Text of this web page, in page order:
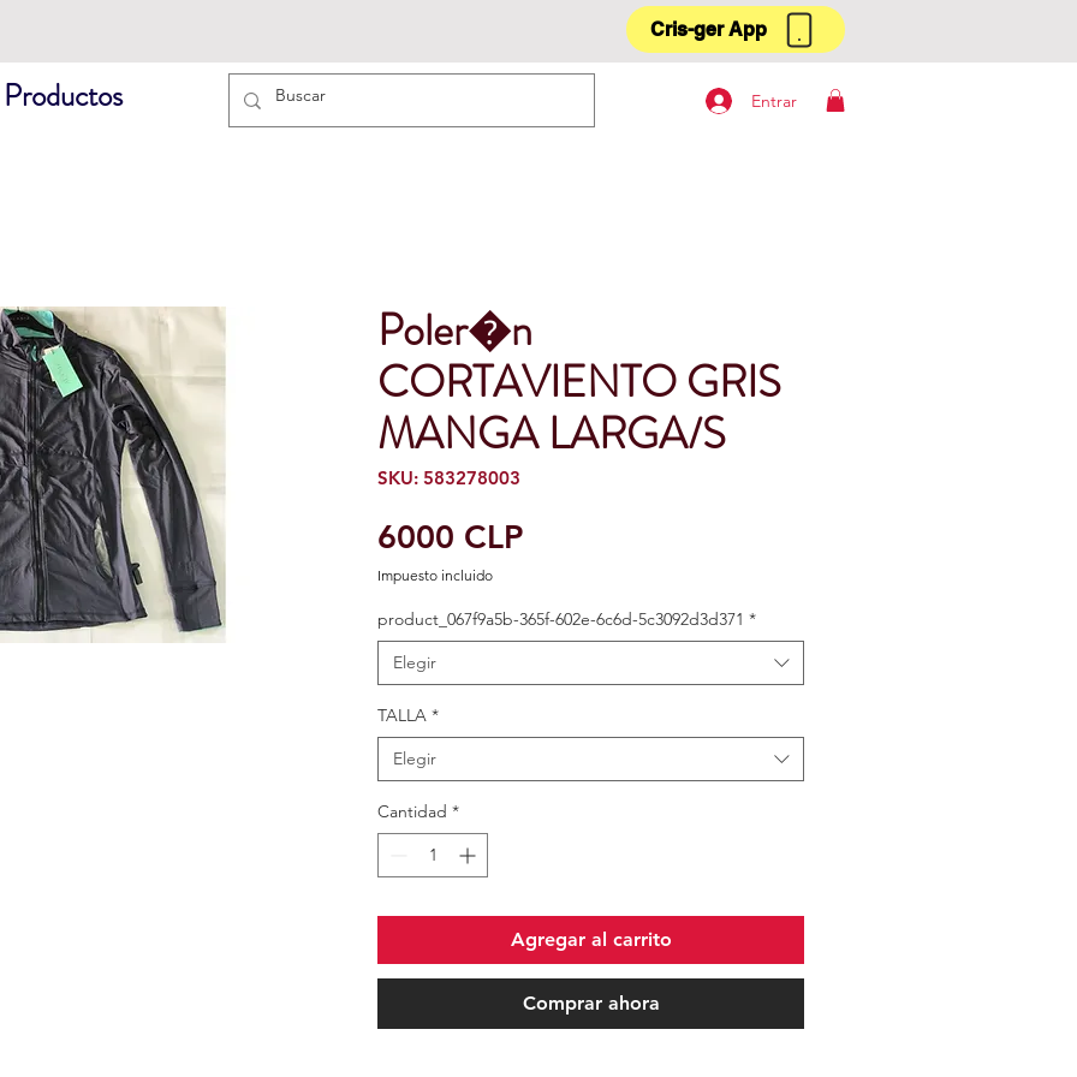
Cris-ger App
Entrar
Poler�n
CORTAVIENTO GRIS
MANGA LARGA/S
SKU: 583278003
6000 CLP
Impuesto incluido
product_067f9a5b-365f-602e-6c6d-5c3092d3d371 *
Elegir
TALLA *
Elegir
Cantidad *
Agregar al carrito
Comprar ahora